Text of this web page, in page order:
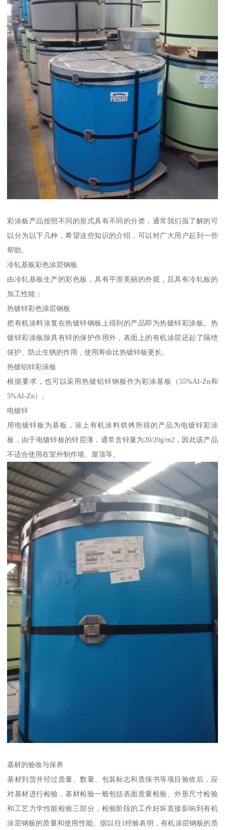
彩涂板产品按照不同的形式具有不同的分类，通常我们虽了解的可
以分为以下几种，希望这些知识的介绍，可以对广大用户起到一些
帮助。
冷轧基板彩色涂层钢板
由冷轧基板生产的彩色板，具有平滑美丽的外观，且具有冷轧板的
加工性能；
热镀锌彩色涂层钢板
把有机涂料涂复在热镀锌钢板上得到的产品即为热镀锌彩涂板。热
镀锌彩涂板除具有锌的保护作用外，表面上的有机涂层还起了隔绝
保护、防止生锈的作用，使用寿命比热镀锌板更长。
热镀铝锌彩涂板
根据要求，也可以采用热镀铝锌钢板作为彩涂基板（55%AI-Zn和
5%AI-Zn）。
电镀锌
用电镀锌板为基板，涂上有机涂料烘烤所得的产品为电镀锌彩涂
板，由于电镀锌板的锌层薄，通常含锌量为20/20g/m2，因此该产品
不适合使用在室外制作墙、屋顶等。
基材的验收与保养
基材到货并经过质量、数量、包装标志和质保书等项目验收后，应
对基材进行检验，基材检验一般包括表面质量检验、外形尺寸检验
和工艺力学性能检验三部分，检验阶段的工作好坏直接影响到有机
涂层钢板的质量和使用性能。据以往1经验表明，有机涂层钢板的质